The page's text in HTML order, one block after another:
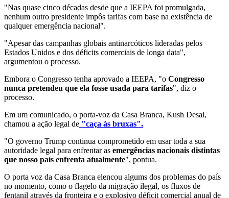
"Nas quase cinco décadas desde que a IEEPA foi promulgada,
nenhum outro presidente impôs tarifas com base na existência de
qualquer emergência nacional".
"Apesar das campanhas globais antinarcóticos lideradas pelos
Estados Unidos e dos déficits comerciais de longa data",
argumentou o processo.
Embora o Congresso tenha aprovado a IEEPA, "o Congresso
nunca pretendeu que ela fosse usada para tarifas", diz o
processo.
Em um comunicado, o porta-voz da Casa Branca, Kush Desai,
chamou a ação legal de "caça às bruxas".
"O governo Trump continua comprometido em usar toda a sua
autoridade legal para enfrentar as emergências nacionais distintas
que nosso país enfrenta atualmente", pontua.
O porta voz da Casa Branca elencou algums dos problemas do país
no momento, como o flagelo da migração ilegal, os fluxos de
fentanil através da fronteira e o explosivo déficit comercial anual de